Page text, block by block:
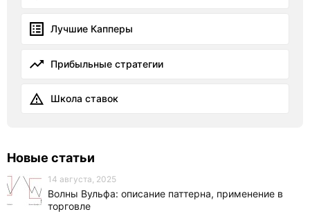
Лучшие Капперы
Прибыльные стратегии
Школа ставок
Новые статьи
14 августа, 2025
Волны Вульфа: описание паттерна, применение в
торговле